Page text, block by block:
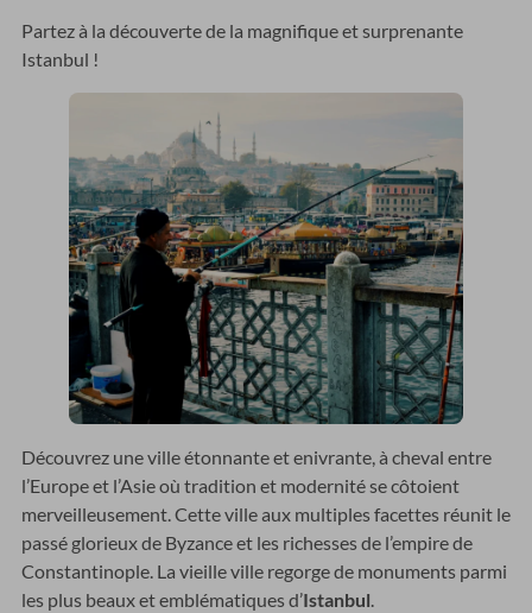
Partez à la découverte de la magnifique et surprenante
Istanbul !
Découvrez une ville étonnante et enivrante, à cheval entre
l’Europe et l’Asie où tradition et modernité se côtoient
merveilleusement. Cette ville aux multiples facettes réunit le
passé glorieux de Byzance et les richesses de l’empire de
Constantinople. La vieille ville regorge de monuments parmi
les plus beaux et emblématiques d’Istanbul.